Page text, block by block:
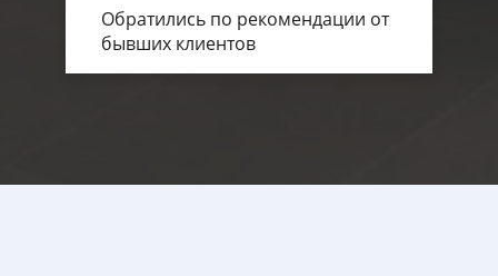
Обратились по рекомендации от
бывших клиентов